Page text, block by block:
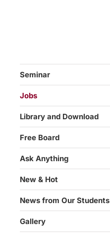
Seminar
Jobs
Library and Download
Free Board
Ask Anything
New & Hot
News from Our Students
Gallery